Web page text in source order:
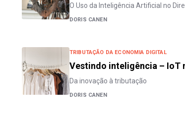
O Uso da Inteligência Artificial no
DORIS CANEN
TRIBUTAÇÃO DA ECONOMIA DIGITAL
Vestindo inteligência – IoT
Da inovação à tributação
DORIS CANEN